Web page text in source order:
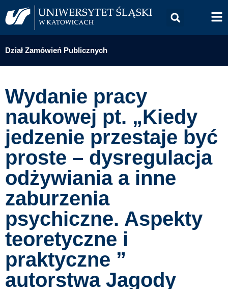
Dział Zamówień Publicznych
Wydanie pracy
naukowej pt. „Kiedy
jedzenie przestaje być
proste – dysregulacja
odżywiania a inne
zaburzenia
psychiczne. Aspekty
teoretyczne i
praktyczne ”
autorstwa Jagody